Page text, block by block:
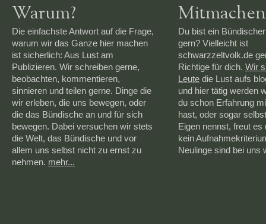
Warum?
Die einfachste Antwort auf die Frage,
warum wir das Ganze hier machen
ist sicherlich: Aus Lust am
Publizieren. Wir schreiben gerne,
beobachten, kommentieren,
sinnieren und teilen gerne. Dinge die
wir erleben, die uns bewegen, oder
die das Bündische an und für sich
bewegen. Dabei versuchen wir stets
die Welt, das Bündische und vor
allem uns selbst nicht zu ernst zu
nehmen. mehr...
Mitmachen
Du bist ein
gern? Vielleicht ist
schwarzzeltvolk.de
Richtige für dich. Wir
Leute die Lust aufs
und hier tätig werden
du schon Erfahrung
hast, oder sogar
Eigen nennst, freut es
kein
Neulinge sind bei uns